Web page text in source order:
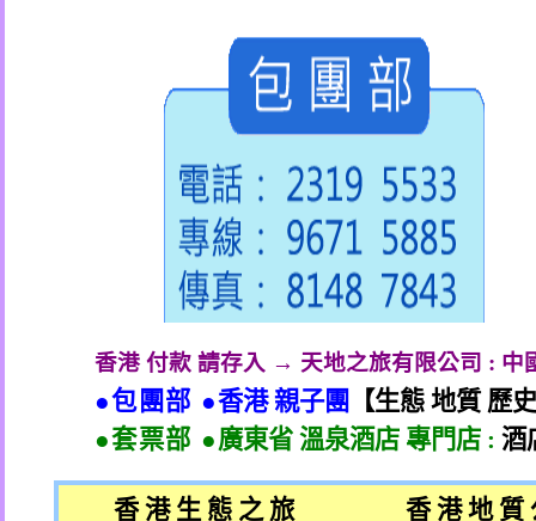
香港 付款 請存入 → 天地之旅有限公司 : 中
●包團部 ●香港 親子團
【生態 地質 歷
●套票部 ●廣東省 溫泉酒店 專門店 : 酒
香 港 生 態 之 旅 香 港 地 質